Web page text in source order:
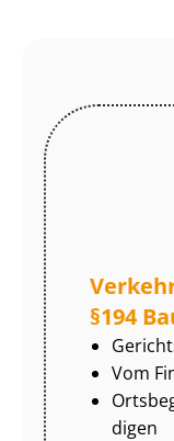
§194
Vom
di­gen